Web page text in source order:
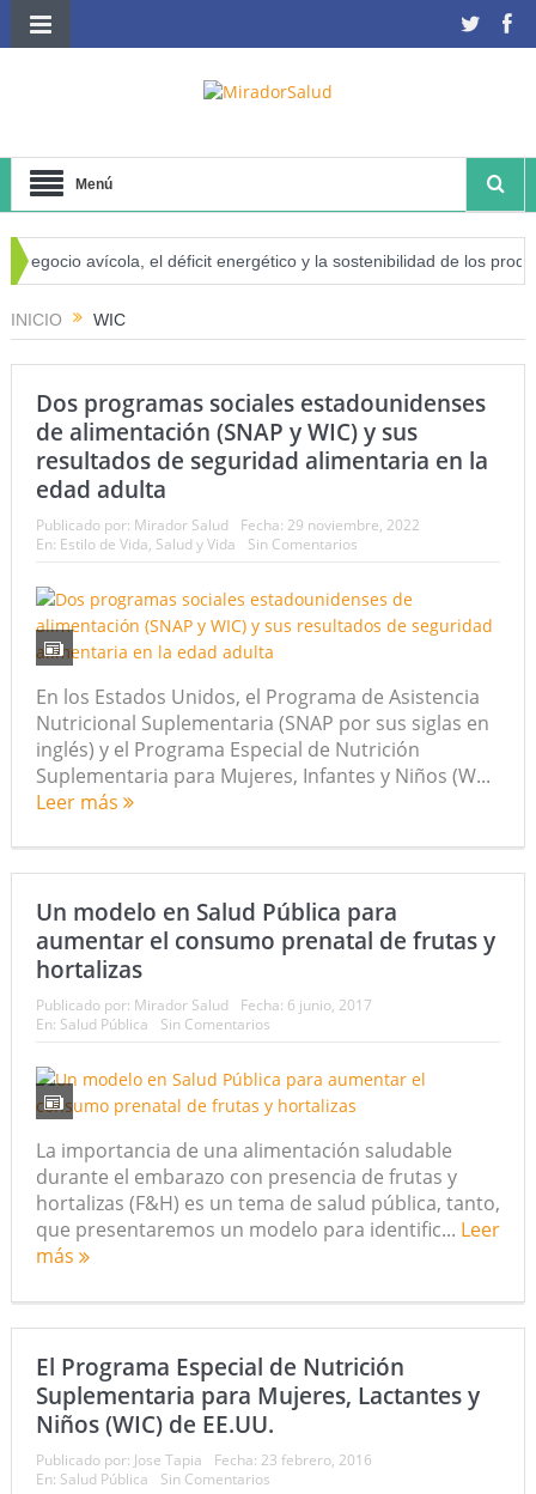
Menú
avícola, el déficit energético y la sostenibilidad de los
INICIO WIC
Dos programas sociales estadounidenses
de alimentación (SNAP y WIC) y sus
resultados de seguridad alimentaria en la
edad adulta
Publicado por: Mirador Salud Fecha: 29 noviembre, 2022
En: Estilo de Vida, Salud y Vida Sin Comentarios
En los Estados Unidos, el Programa de Asistencia
Nutricional Suplementaria (SNAP por sus siglas en
inglés) y el Programa Especial de Nutrición
Suplementaria para Mujeres, Infantes y Niños (W...
Leer más
Un modelo en Salud Pública para
aumentar el consumo prenatal de frutas y
hortalizas
Publicado por: Mirador Salud Fecha: 6 junio, 2017
En: Salud Pública Sin Comentarios
La importancia de una alimentación saludable
durante el embarazo con presencia de frutas y
hortalizas (F&H) es un tema de salud pública, tanto,
que presentaremos un modelo para identific... Leer
más
El Programa Especial de Nutrición
Suplementaria para Mujeres, Lactantes y
Niños (WIC) de EE.UU.
Publicado por: Jose Tapia Fecha: 23 febrero, 2016
En: Salud Pública Sin Comentarios